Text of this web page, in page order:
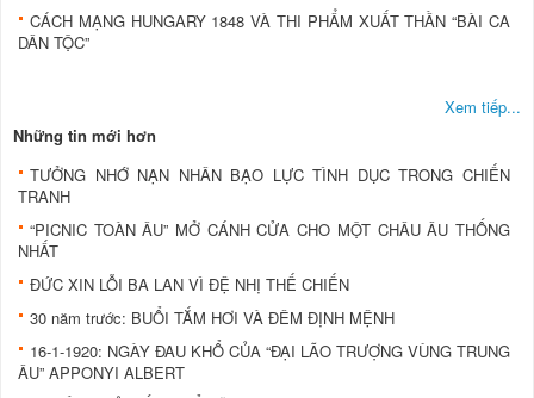
CÁCH MẠNG HUNGARY 1848 VÀ THI PHẨM XUẤT THẦN “BÀI CA
DÂN TỘC”
Xem tiếp...
Những tin mới hơn
TƯỞNG NHỚ NẠN NHÂN BẠO LỰC TÌNH DỤC TRONG CHIẾN
TRANH
“PICNIC TOÀN ÂU” MỞ CÁNH CỬA CHO MỘT CHÂU ÂU THỐNG
NHẤT
ĐỨC XIN LỖI BA LAN VÌ ĐỆ NHỊ THẾ CHIẾN
30 năm trước: BUỔI TẮM HƠI VÀ ĐÊM ĐỊNH MỆNH
16-1-1920: NGÀY ĐAU KHỔ CỦA “ĐẠI LÃO TRƯỢNG VÙNG TRUNG
ÂU” APPONYI ALBERT